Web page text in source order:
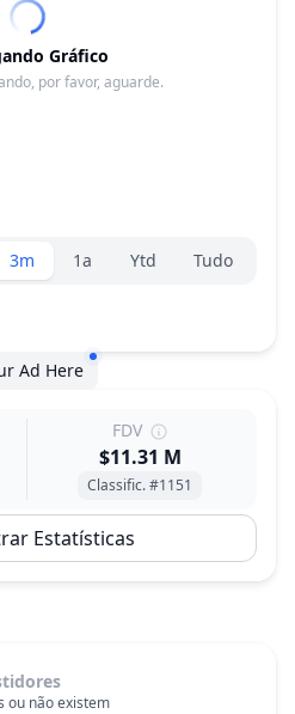
Gráfico
por favor, aguarde.
3m 1a Ytd Tudo
Ad Here
FDV
$11.31 M
Classific. #1151
Estatísticas
ou não existem